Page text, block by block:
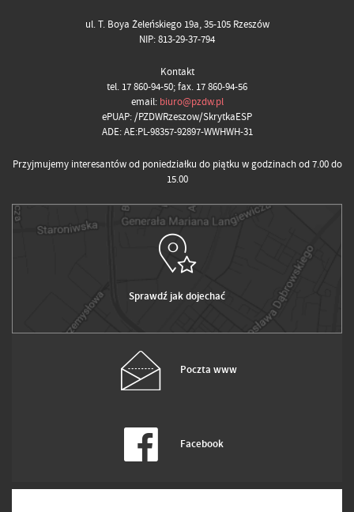
ul. T. Boya Żeleńskiego 19a, 35-105 Rzeszów
NIP: 813-29-37-794
Kontakt
tel. 17 860-94-50; fax. 17 860-94-56
email: biuro@pzdw.pl
ePUAP: /PZDWRzeszow/SkrytkaESP
ADE: AE:PL-98357-92897-WWHWH-31
Przyjmujemy interesantów od poniedziałku do piątku w godzinach od 7.00 do
15.00
Sprawdź jak dojechać
Poczta www
Facebook